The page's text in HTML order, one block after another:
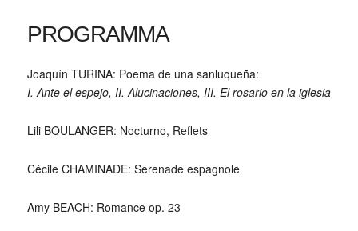
PROGRAMMA
Joaquín TURINA: Poema de una sanluqueña:
I. Ante el espejo, II. Alucinaciones, III. El rosario en la iglesia
Lili BOULANGER: Nocturno, Reflets
Cécile CHAMINADE: Serenade espagnole
Amy BEACH: Romance op. 23